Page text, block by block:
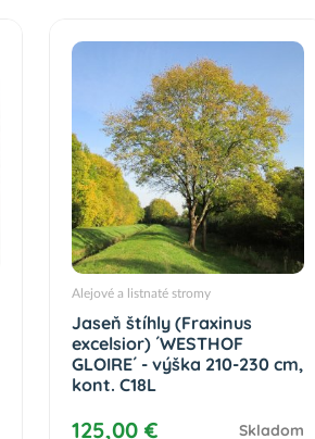
Alejové a listnaté stromy
Jaseň štíhly (Fraxinus
excelsior) ´WESTHOF
GLOIRE´ - výška 210-230 cm,
kont. C18L
125,00 € Skladom